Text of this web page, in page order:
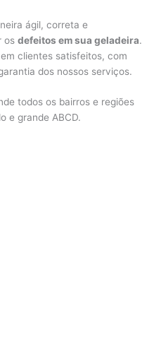
ágil, correta e
osdefeitos em sua geladeira.
clientes satisfeitos, com
dos nossos serviços.
todos os bairros e regiões
e grande ABCD.